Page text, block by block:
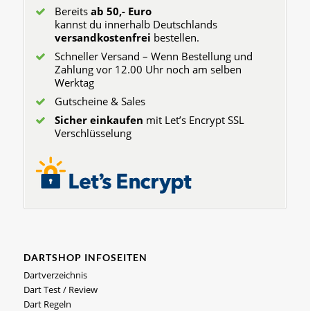
Bereits ab 50,- Euro
kannst du innerhalb Deutschlands
versandkostenfrei bestellen.
Schneller Versand – Wenn Bestellung und
Zahlung vor 12.00 Uhr noch am selben
Werktag
Gutscheine & Sales
Sicher einkaufen mit Let’s Encrypt SSL
Verschlüsselung
DARTSHOP INFOSEITEN
Dartverzeichnis
Dart Test / Review
Dart Regeln